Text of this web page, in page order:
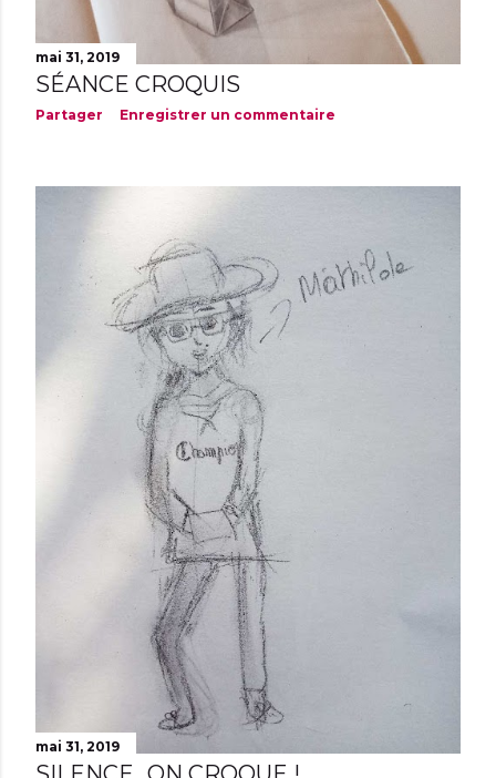
mai 31, 2019
SÉANCE CROQUIS
Partager Enregistrer un commentaire
mai 31, 2019